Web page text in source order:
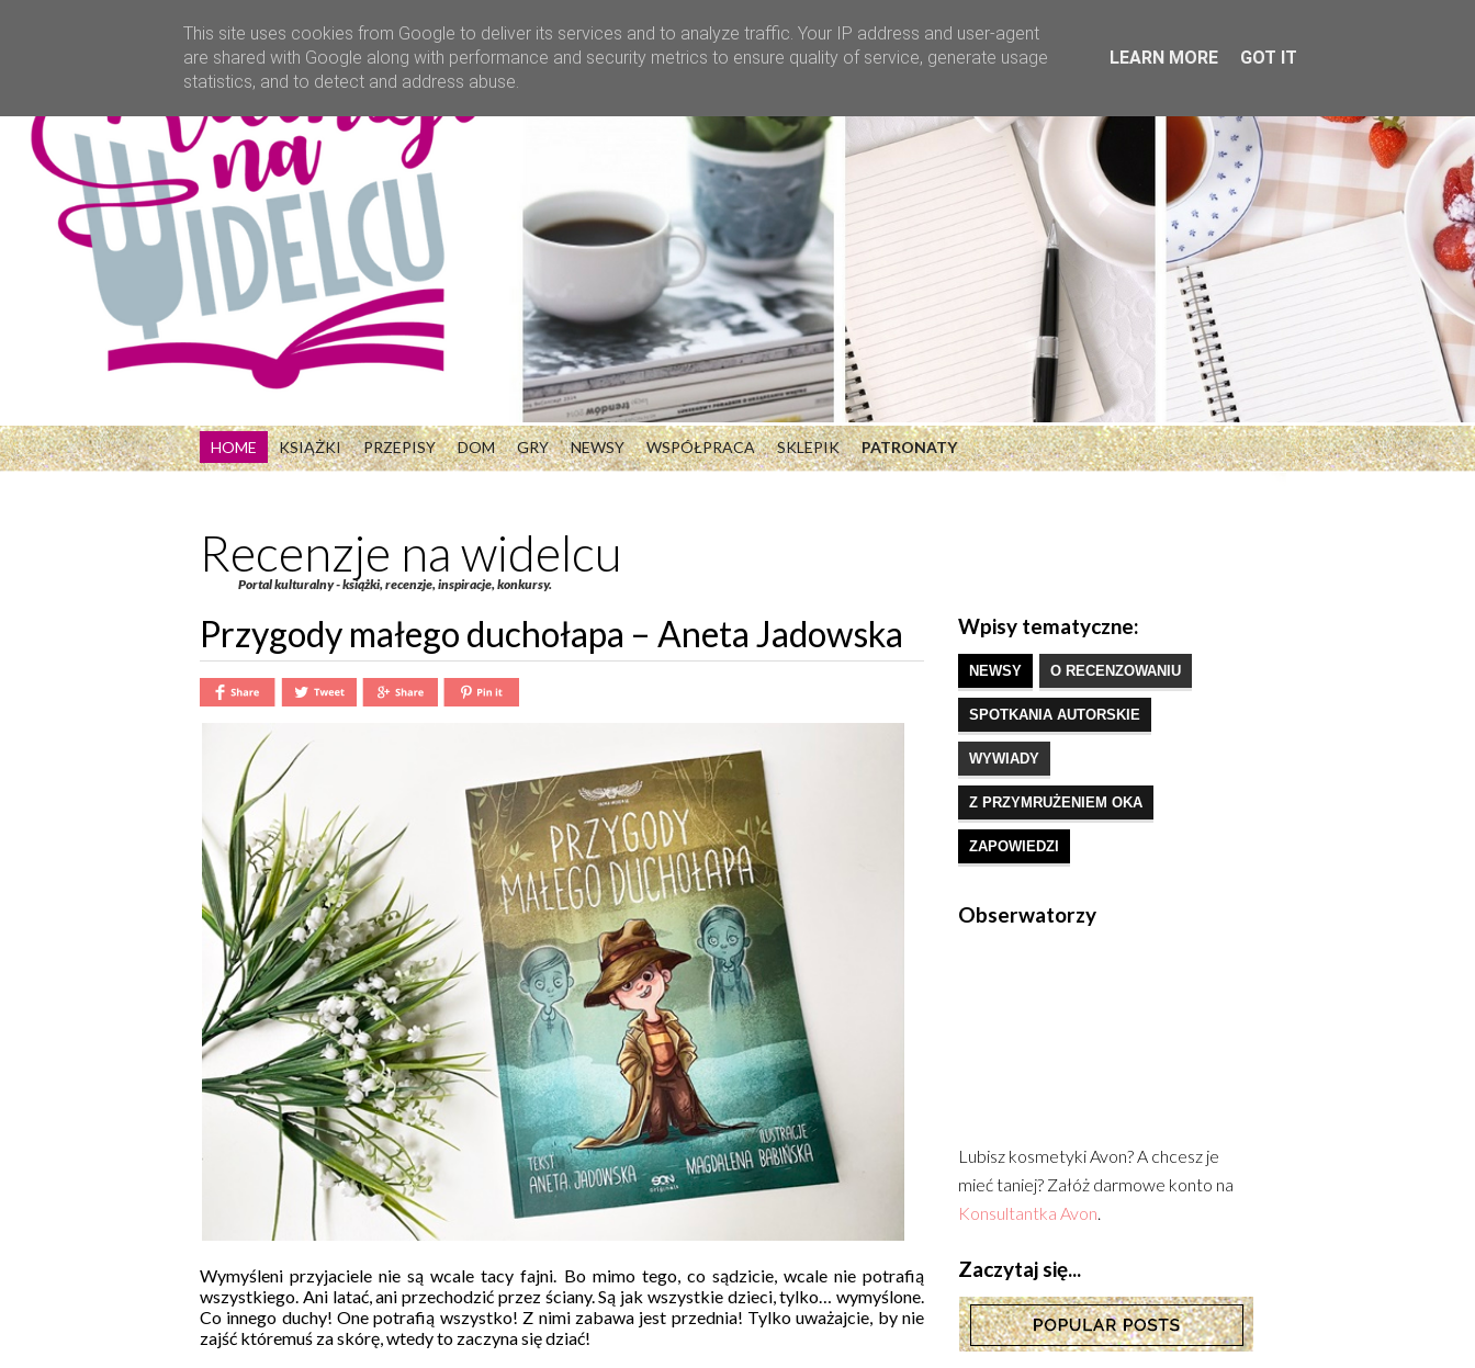
HOME KSIĄŻKI PRZEPISY DOM GRY NEWSY WSPÓŁPRACA SKLEPIK PATRONATY
Recenzje na widelcu
Portal kulturalny - książki, recenzje, inspiracje, konkursy.
Przygody małego duchołapa – Aneta Jadowska
Wymyśleni przyjaciele nie są wcale tacy fajni. Bo mimo tego, co sądzicie, wcale nie potrafią
wszystkiego. Ani latać, ani przechodzić przez ściany. Są jak wszystkie dzieci, tylko… wymyślone.
Co innego duchy! One potrafią wszystko! Z nimi zabawa jest przednia! Tylko uważajcie, by nie
zajść któremuś za skórę, wtedy to zaczyna się dziać!
Wpisy tematyczne:
NEWSY O RECENZOWANIU
SPOTKANIA AUTORSKIE
WYWIADY
Z PRZYMRUŻENIEM OKA
ZAPOWIEDZI
Obserwatorzy
Lubisz kosmetyki Avon? A chcesz je
mieć taniej? Załóż darmowe konto na
Konsultantka Avon.
Zaczytaj się...
This site uses cookies from Google to deliver its services and to analyze traffic. Your IP address and user-agent
are shared with Google along with performance and security metrics to ensure quality of service, generate usage
statistics, and to detect and address abuse.
LEARN MORE GOT IT